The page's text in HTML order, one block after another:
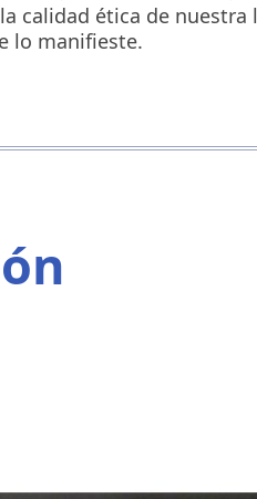
calidad ética de
lo manifieste.